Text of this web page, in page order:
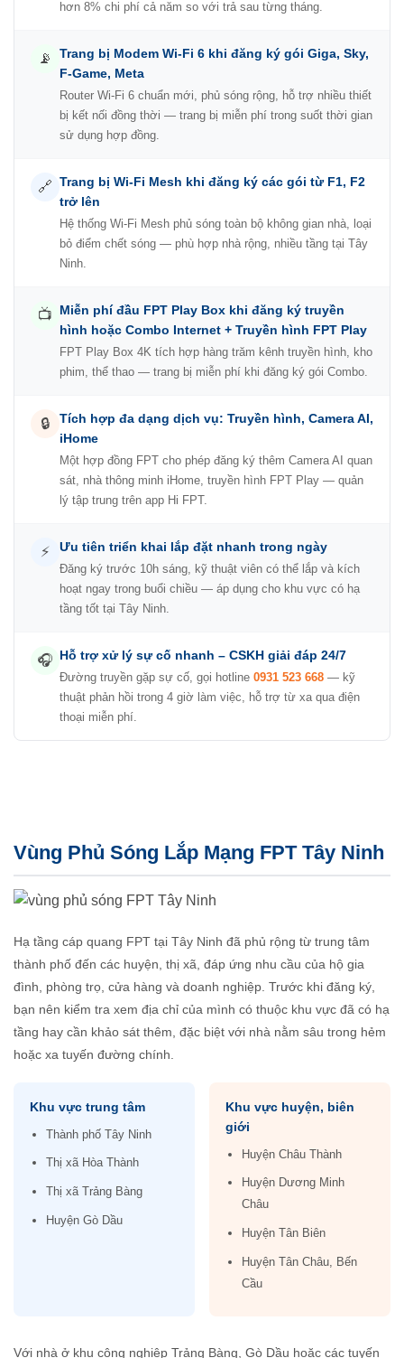
hơn 8% chi phí cả năm so với trả sau từng tháng.
📡
Trang bị Modem Wi-Fi 6 khi đăng ký gói Giga, Sky,
F-Game, Meta
Router Wi-Fi 6 chuẩn mới, phủ sóng rộng, hỗ trợ nhiều thiết
bị kết nối đồng thời — trang bị miễn phí trong suốt thời gian
sử dụng hợp đồng.
🔗 Trang bị Wi-Fi Mesh khi đăng ký các gói từ F1, F2
trở lên
Hệ thống Wi-Fi Mesh phủ sóng toàn bộ không gian nhà, loại
bỏ điểm chết sóng — phù hợp nhà rộng, nhiều tầng tại Tây
Ninh.
📺
Miễn phí đầu FPT Play Box khi đăng ký truyền
hình hoặc Combo Internet + Truyền hình FPT Play
FPT Play Box 4K tích hợp hàng trăm kênh truyền hình, kho
phim, thể thao — trang bị miễn phí khi đăng ký gói Combo.
🔒
Tích hợp đa dạng dịch vụ: Truyền hình, Camera AI,
iHome
Một hợp đồng FPT cho phép đăng ký thêm Camera AI quan
sát, nhà thông minh iHome, truyền hình FPT Play — quản
lý tập trung trên app Hi FPT.
⚡ Ưu tiên triển khai lắp đặt nhanh trong ngày
Đăng ký trước 10h sáng, kỹ thuật viên có thể lắp và kích
hoạt ngay trong buổi chiều — áp dụng cho khu vực có hạ
tầng tốt tại Tây Ninh.
🎧 Hỗ trợ xử lý sự cố nhanh – CSKH giải đáp 24/7
Đường truyền gặp sự cố, gọi hotline 0931 523 668 — kỹ
thuật phản hồi trong 4 giờ làm việc, hỗ trợ từ xa qua điện
thoại miễn phí.
Vùng Phủ Sóng Lắp Mạng FPT Tây Ninh
Hạ tầng cáp quang FPT tại Tây Ninh đã phủ rộng từ trung tâm
thành phố đến các huyện, thị xã, đáp ứng nhu cầu của hộ gia
đình, phòng trọ, cửa hàng và doanh nghiệp. Trước khi đăng ký,
bạn nên kiểm tra xem địa chỉ của mình có thuộc khu vực đã có hạ
tầng hay cần khảo sát thêm, đặc biệt với nhà nằm sâu trong hẻm
hoặc xa tuyến đường chính.
Khu vực trung tâm
Thành phố Tây Ninh
Thị xã Hòa Thành
Thị xã Trảng Bàng
Huyện Gò Dầu
Khu vực huyện, biên
giới
Huyện Châu Thành
Huyện Dương Minh
Châu
Huyện Tân Biên
Huyện Tân Châu, Bến
Cầu
Với nhà ở khu công nghiệp Trảng Bàng, Gò Dầu hoặc các tuyến